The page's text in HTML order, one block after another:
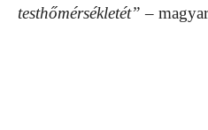
testhőmérsékletét” –